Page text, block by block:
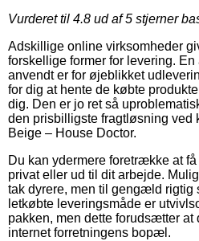
Vurderet til 4.8 ud af 5 stjerner
Adskillige online virksomheder
forskellige former for levering. En
anvendt er for øjeblikket
for dig at hente de købte
dig. Den er jo ret så
den prisbilligste fragtløsning ved
Beige – House Doctor.
Du kan ydermere foretrække at
privat eller ud til dit arbejde.
tak dyrere, men til gengæld rigtig
letkøbte leveringsmåde er
pakken, men dette forudsætter at
internet forretningens bopæl.